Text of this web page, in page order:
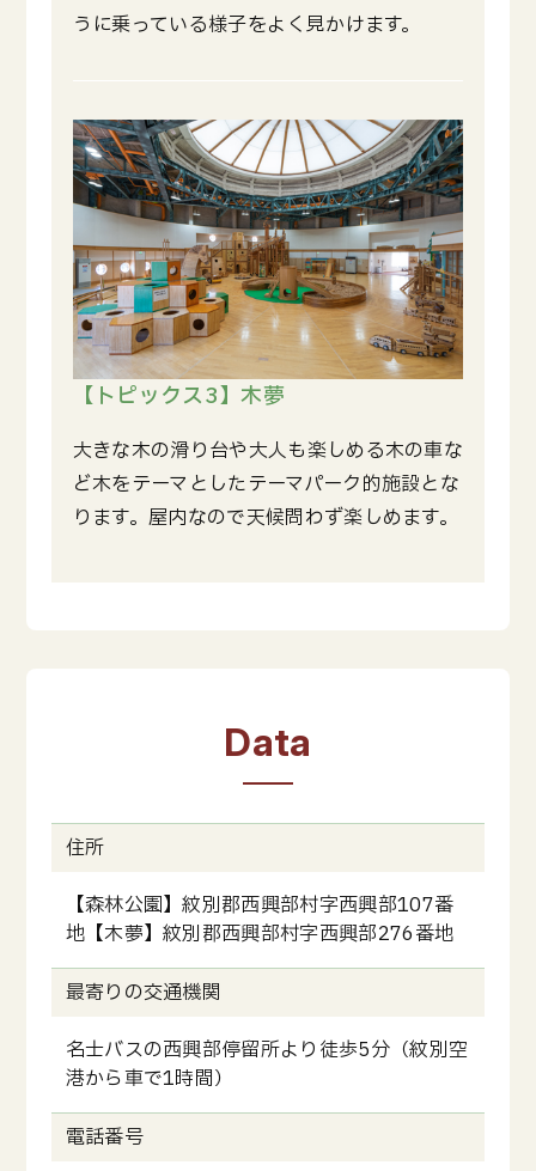
うに乗っている様子をよく見かけます。
【トピックス3】木夢
大きな木の滑り台や大人も楽しめる木の車な
ど木をテーマとしたテーマパーク的施設とな
ります。屋内なので天候問わず楽しめます。
Data
住所
【森林公園】紋別郡西興部村字西興部107番
地【木夢】紋別郡西興部村字西興部276番地
最寄りの交通機関
名士バスの西興部停留所より徒歩5分（紋別空
港から車で1時間）
電話番号